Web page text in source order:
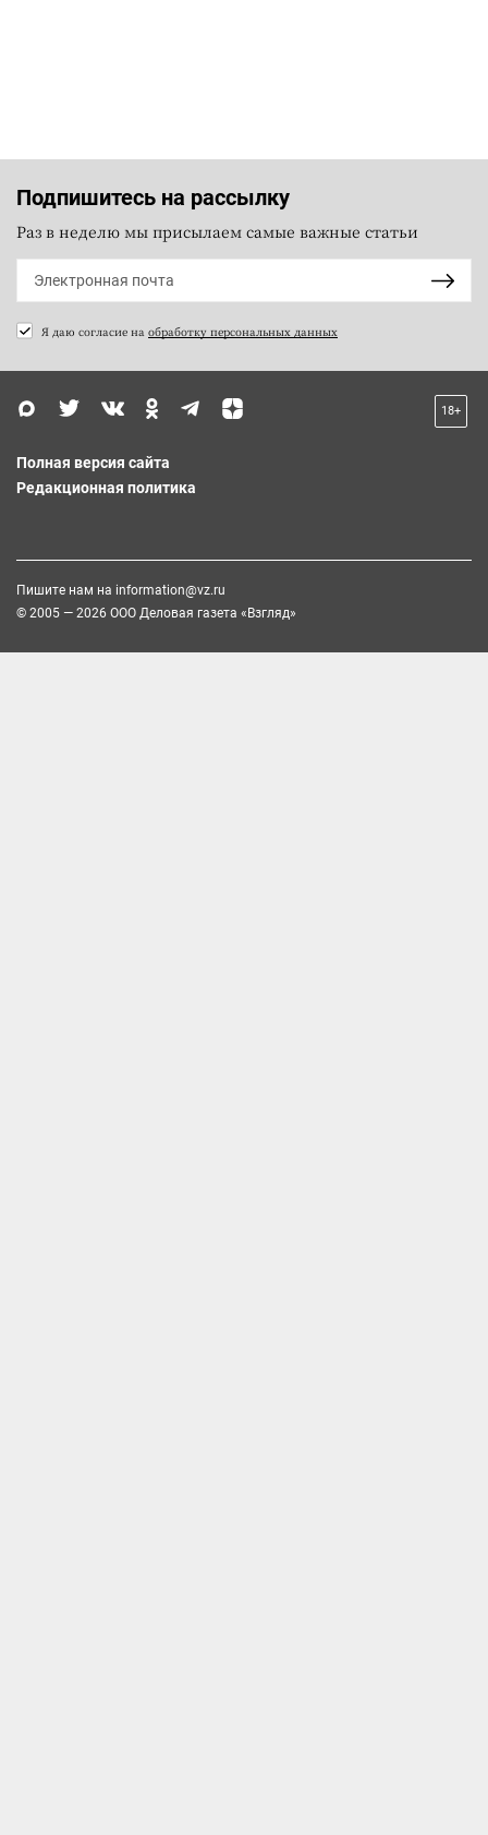
Подпишитесь на рассылку
Раз в неделю мы присылаем самые важные статьи
Я даю согласие на обработку персональных данных
18+
Полная версия сайта
Редакционная политика
Пишите нам на information@vz.ru
© 2005 — 2026 ООО Деловая газета «Взгляд»